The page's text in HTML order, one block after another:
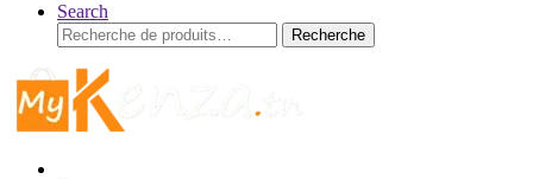
Search
Recherche
pour :
Recherche